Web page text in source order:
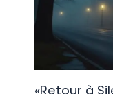
«Retour à